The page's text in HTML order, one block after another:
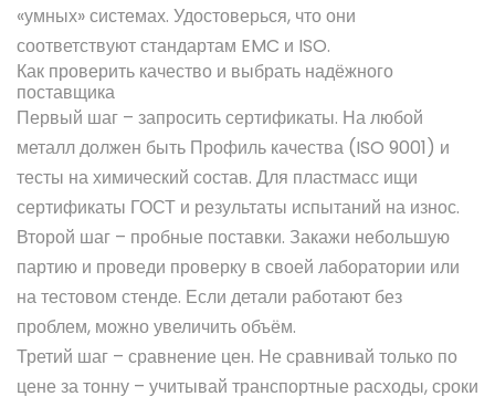
«умных» системах. Удостоверься, что они
соответствуют стандартам EMC и ISO.
Как проверить качество и выбрать надёжного
поставщика
Первый шаг – запросить сертификаты. На любой
металл должен быть Профиль качества (ISO 9001) и
тесты на химический состав. Для пластмасс ищи
сертификаты ГОСТ и результаты испытаний на износ.
Второй шаг – пробные поставки. Закажи небольшую
партию и проведи проверку в своей лаборатории или
на тестовом стенде. Если детали работают без
проблем, можно увеличить объём.
Третий шаг – сравнение цен. Не сравнивай только по
цене за тонну – учитывай транспортные расходы, сроки